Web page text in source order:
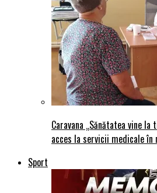
Caravana „Sănătatea vine
acces la servicii medicale
Sport